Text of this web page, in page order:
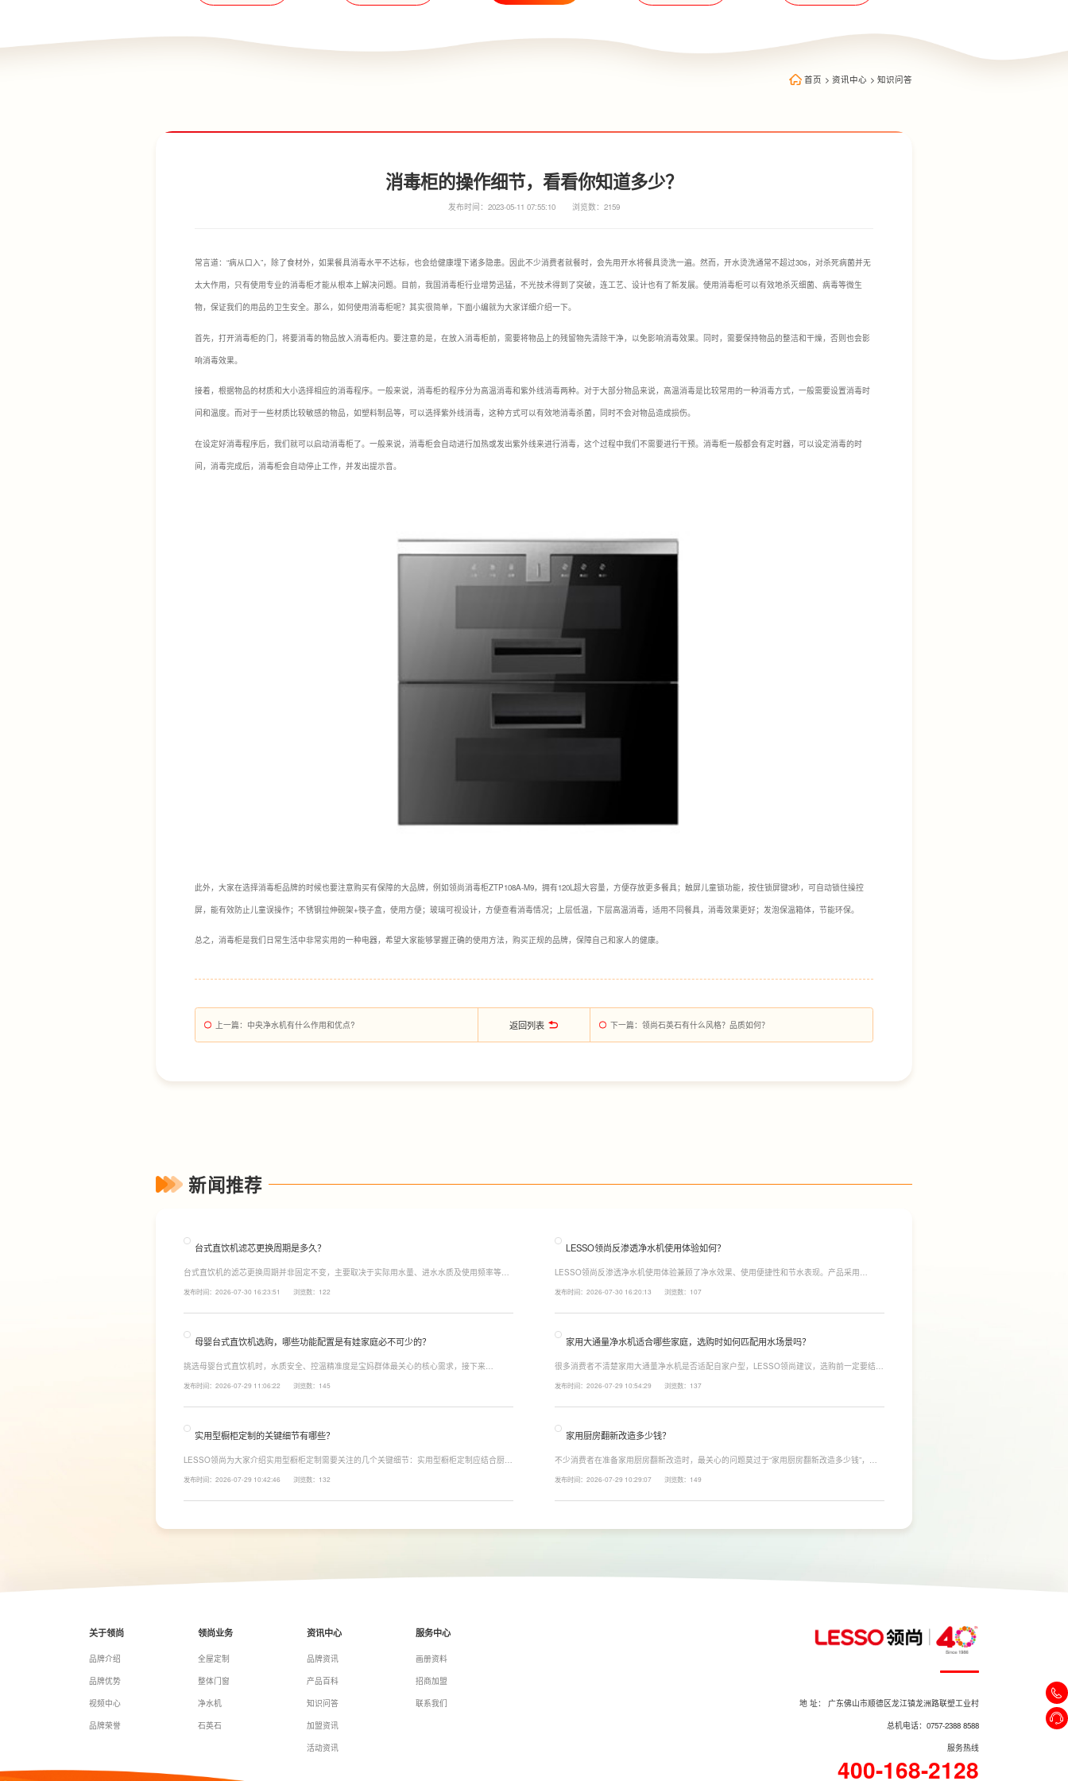
首页 > 资讯中心 > 知识问答
消毒柜的操作细节，看看你知道多少？
发布时间：2023-05-11 07:55:10 浏览数：2159
常言道：“病从口入”，除了食材外，如果餐具消毒水平不达标，也会给健康埋下诸多隐患。因此不少消费者就餐时，会先用开水将餐具烫洗一遍。然而，开水烫洗通常不超过30s，对杀死病菌并无
太大作用，只有使用专业的消毒柜才能从根本上解决问题。目前，我国消毒柜行业增势迅猛，不光技术得到了突破，连工艺、设计也有了新发展。使用消毒柜可以有效地杀灭细菌、病毒等微生
物，保证我们的用品的卫生安全。那么，如何使用消毒柜呢？其实很简单，下面小编就为大家详细介绍一下。
首先，打开消毒柜的门，将要消毒的物品放入消毒柜内。要注意的是，在放入消毒柜前，需要将物品上的残留物先清除干净，以免影响消毒效果。同时，需要保持物品的整洁和干燥，否则也会影
响消毒效果。
接着，根据物品的材质和大小选择相应的消毒程序。一般来说，消毒柜的程序分为高温消毒和紫外线消毒两种。对于大部分物品来说，高温消毒是比较常用的一种消毒方式，一般需要设置消毒时
间和温度。而对于一些材质比较敏感的物品，如塑料制品等，可以选择紫外线消毒，这种方式可以有效地消毒杀菌，同时不会对物品造成损伤。
在设定好消毒程序后，我们就可以启动消毒柜了。一般来说，消毒柜会自动进行加热或发出紫外线来进行消毒，这个过程中我们不需要进行干预。消毒柜一般都会有定时器，可以设定消毒的时
间，消毒完成后，消毒柜会自动停止工作，并发出提示音。
此外，大家在选择消毒柜品牌的时候也要注意购买有保障的大品牌，例如领尚消毒柜ZTP108A-M9，拥有120L超大容量，方便存放更多餐具；触屏儿童锁功能，按住锁屏键3秒，可自动锁住操控
屏，能有效防止儿童误操作；不锈钢拉伸碗架+筷子盒，使用方便；玻璃可视设计，方便查看消毒情况；上层低温，下层高温消毒，适用不同餐具，消毒效果更好；发泡保温箱体，节能环保。
总之，消毒柜是我们日常生活中非常实用的一种电器，希望大家能够掌握正确的使用方法，购买正规的品牌，保障自己和家人的健康。
上一篇：中央净水机有什么作用和优点? 返回列表 下一篇：领尚石英石有什么风格？品质如何？
新闻推荐
台式直饮机滤芯更换周期是多久？
台式直饮机的滤芯更换周期并非固定不变，主要取决于实际用水量、进水水质及使用频率等因
命相对较长，通常在2至3年左右，而后置活性炭滤芯则建议每年更换一次以保障出水口感。
发布时间：2026-07-30 16:23:51 浏览数：122
LESSO领尚反渗透净水机使用体验如何？
LESSO领尚反渗透净水机使用体验兼顾了净水效果、使用便捷性和节水表现。产品采用
水，不仅满足厨房多场景用水需求，还有助于延长滤芯使用寿命。
发布时间：2026-07-30 16:20:13 浏览数：107
母婴台式直饮机选购，哪些功能配置是有娃家庭必不可少的？
挑选母婴台式直饮机时，水质安全、控温精准度是宝妈群体最关心的核心需求，接下来
同，机型需搭载多档精准控温功能，45℃低温冲奶、85℃泡辅食、100℃沸水冲泡茶饮一键切
发布时间：2026-07-29 11:06:22 浏览数：145
家用大通量净水机适合哪些家庭，选购时如何匹配用水场景吗？
很多消费者不清楚家用大通量净水机是否适配自家户型，LESSO领尚建议，选购前一定要结合
上之家，或是经常泡茶、冲奶、清洗果蔬，需要持续大量净水的用户。小户型、单人居住、日
发布时间：2026-07-29 10:54:29 浏览数：137
实用型橱柜定制的关键细节有哪些？
LESSO领尚为大家介绍实用型橱柜定制需要关注的几个关键细节：实用型橱柜定制应结合厨房
柜、地柜、高柜等收纳空间，并配置抽屉分区、拉篮、转角收纳等功能设计，提高空间利用
发布时间：2026-07-29 10:42:46 浏览数：132
家用厨房翻新改造多少钱？
不少消费者在准备家用厨房翻新改造时，最关心的问题莫过于“家用厨房翻新改造多少钱”，接
围、空间面积、材料品质、功能配置以及是否更换橱柜、电器、水电等因素影响。
发布时间：2026-07-29 10:29:07 浏览数：149
关于领尚
品牌介绍
品牌优势
视频中心
品牌荣誉
领尚业务
全屋定制
整体门窗
净水机
石英石
资讯中心
品牌资讯
产品百科
知识问答
加盟资讯
活动资讯
服务中心
画册资料
招商加盟
联系我们
地 址： 广东佛山市顺德区龙江镇龙洲路联塑工业村
总机电话：0757-2388 8588
服务热线
400-168-2128